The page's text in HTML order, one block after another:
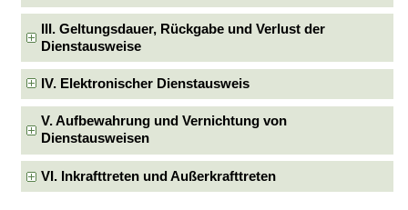
III. Geltungsdauer, Rückgabe und Verlust der
Dienstausweise
IV. Elektronischer Dienstausweis
V. Aufbewahrung und Vernichtung von
Dienstausweisen
VI. Inkrafttreten und Außerkrafttreten